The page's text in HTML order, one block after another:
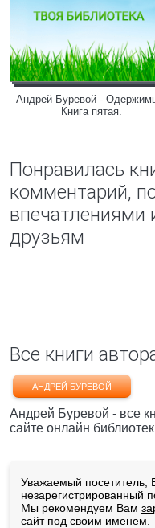
Андрей Буревой -
Книга пятая.
Понравилась
комментарий,
впечатлениями
друзьям
Все книги
АНДРЕЙ БУРЕВОЙ
Андрей Буревой - все
сайте онлайн
Уважаемый посетитель,
незарегистрированный
Мы рекомендуем Вам
сайт под своим именем.